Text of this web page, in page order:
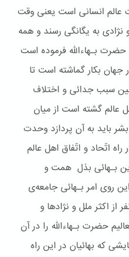
عالم انسانی است یعنی وقت
به یگانگی رسند و همه
بـهاءالله فرموده است
جهان بکار گماشته است تا
سبب جدائی و اختلاف
عالم گشته است از میان
باید به آن پردازد وحدت
اتّحاد و اتّفاق اهل عالم
بـهائی بذل همت و
روی امر بـهائی جامعه‌ی
از 7 میلیون نفر از اکثر ملل و نژادها و
حضرت بـهاءالله را در آن
که بهائیان در این راه